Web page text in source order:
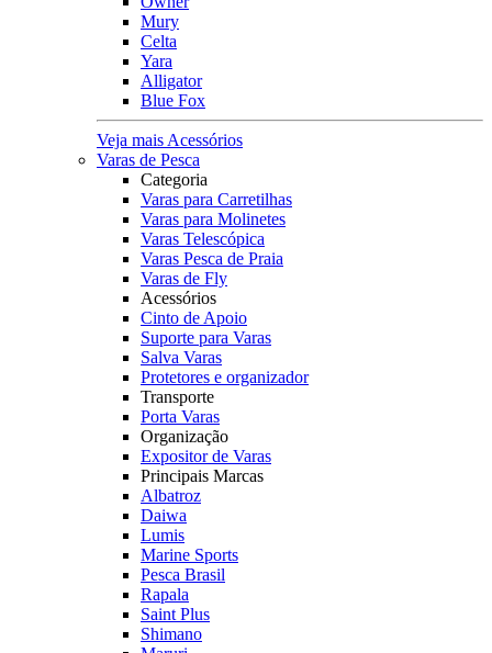
Mury
Celta
Yara
Alligator
Blue Fox
Veja mais Acessórios
Varas de Pesca
Categoria
Varas para Carretilhas
Varas para Molinetes
Varas Telescópica
Varas Pesca de Praia
Varas de Fly
Acessórios
Cinto de Apoio
Suporte para Varas
Salva Varas
Protetores e organizador
Transporte
Porta Varas
Organização
Expositor de Varas
Principais Marcas
Albatroz
Daiwa
Lumis
Marine Sports
Pesca Brasil
Rapala
Saint Plus
Shimano